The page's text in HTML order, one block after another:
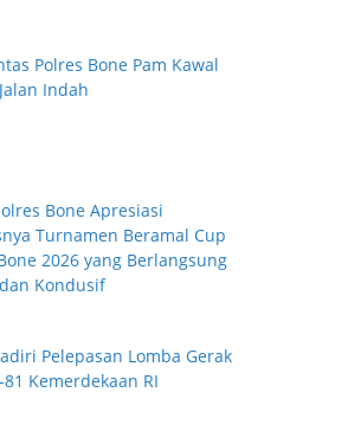
Polres Bone Pam Kawal
Indah
Bone Apresiasi
Turnamen Beramal Cup
2026 yang Berlangsung
Kondusif
Pelepasan Lomba Gerak
Kemerdekaan RI